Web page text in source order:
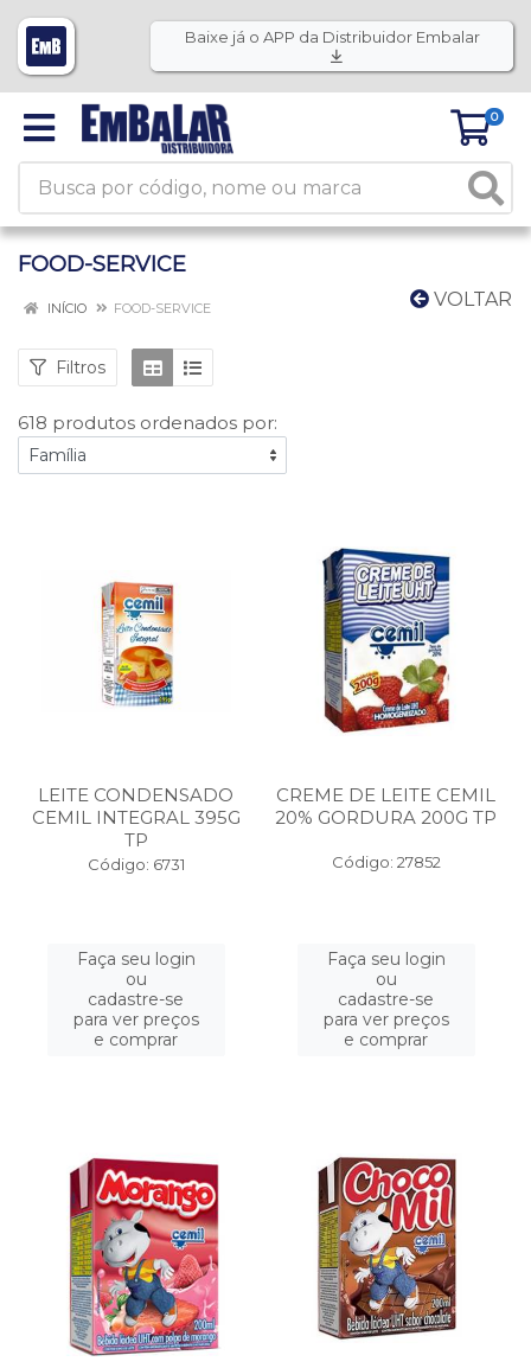
Baixe já o APP da Distribuidor Embalar
0
FOOD-SERVICE
VOLTAR
INÍCIO FOOD-SERVICE
Filtros
618 produtos ordenados por:
LEITE CONDENSADO
CEMIL INTEGRAL 395G
TP
Código: 6731
Faça seu login
ou
cadastre-se
para ver preços
e comprar
CREME DE LEITE CEMIL
20% GORDURA 200G TP
Código: 27852
Faça seu login
ou
cadastre-se
para ver preços
e comprar